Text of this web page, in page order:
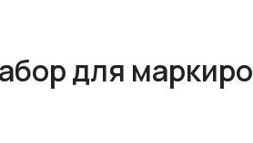
для